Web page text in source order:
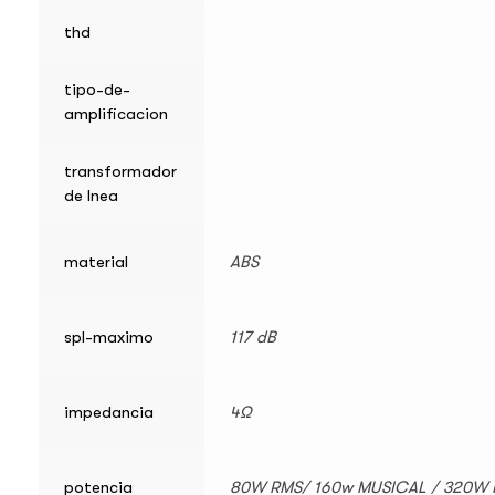
thd
tipo-de-
amplificacion
transformador
de lnea
material ABS
spl-maximo 117 dB
impedancia 4Ω
potencia 80W RMS/ 160w MUSICAL / 320W